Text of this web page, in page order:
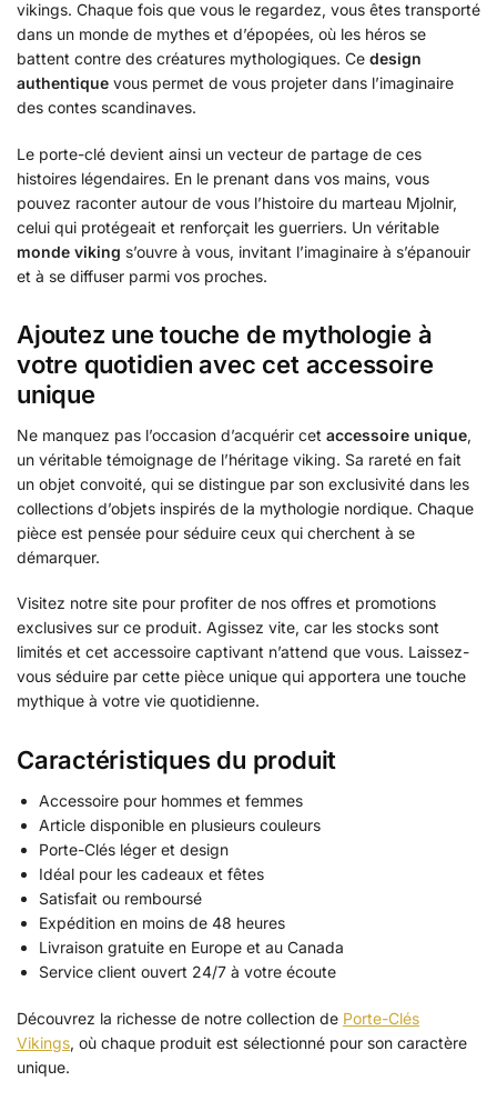
vikings. Chaque fois que vous le regardez, vous êtes transporté
dans un monde de mythes et d’épopées, où les héros se
battent contre des créatures mythologiques. Ce design
authentique vous permet de vous projeter dans l’imaginaire
des contes scandinaves.
Le porte-clé devient ainsi un vecteur de partage de ces
histoires légendaires. En le prenant dans vos mains, vous
pouvez raconter autour de vous l’histoire du marteau Mjolnir,
celui qui protégeait et renforçait les guerriers. Un véritable
monde viking s’ouvre à vous, invitant l’imaginaire à s’épanouir
et à se diffuser parmi vos proches.
Ajoutez une touche de mythologie à
votre quotidien avec cet accessoire
unique
Ne manquez pas l’occasion d’acquérir cet accessoire unique,
un véritable témoignage de l’héritage viking. Sa rareté en fait
un objet convoité, qui se distingue par son exclusivité dans les
collections d’objets inspirés de la mythologie nordique. Chaque
pièce est pensée pour séduire ceux qui cherchent à se
démarquer.
Visitez notre site pour profiter de nos offres et promotions
exclusives sur ce produit. Agissez vite, car les stocks sont
limités et cet accessoire captivant n’attend que vous. Laissez-
vous séduire par cette pièce unique qui apportera une touche
mythique à votre vie quotidienne.
Caractéristiques du produit
Accessoire pour hommes et femmes
Article disponible en plusieurs couleurs
Porte-Clés léger et design
Idéal pour les cadeaux et fêtes
Satisfait ou remboursé
Expédition en moins de 48 heures
Livraison gratuite en Europe et au Canada
Service client ouvert 24/7 à votre écoute
Découvrez la richesse de notre collection de Porte-Clés
Vikings, où chaque produit est sélectionné pour son caractère
unique.